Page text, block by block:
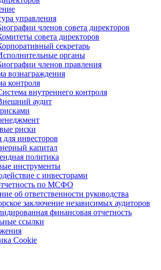
управления
членов совета директоров
совета директоров
секретарь
органы
членов правления
вознаграждения
контроля
внутреннего контроля
аудит
риски
инвесторов
капитал
политика
инструменты
с инвеcторами
по МСФО
об ответственности руководства
заключение независимых аудиторов
финансовая отчетность
ссылки
Cookie